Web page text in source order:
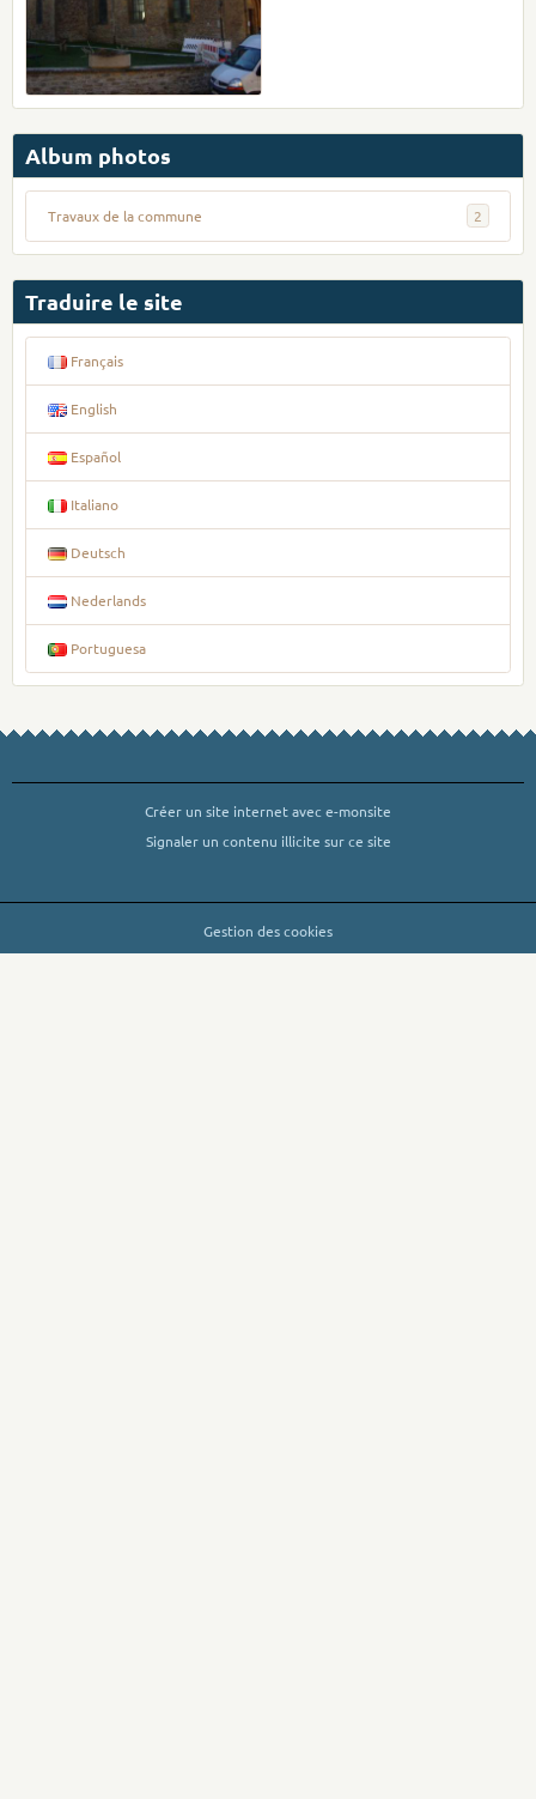
Album photos
Travaux de la commune 2
Traduire le site
Français
English
Español
Italiano
Deutsch
Nederlands
Portuguesa
Créer un site internet avec e-monsite
Signaler un contenu illicite sur ce site
Gestion des cookies